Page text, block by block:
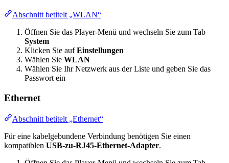
Abschnitt betitelt „WLAN“
Öffnen Sie das Player-Menü und wechseln Sie zum Tab
System
Klicken Sie aufEinstellungen
Wählen Sie WLAN
Wählen Sie Ihr Netzwerk aus der Liste und geben Sie das
Passwort ein
Ethernet
Abschnitt betitelt „Ethernet“
Für eine kabelgebundene Verbindung benötigen Sie einen
kompatiblen USB-zu-RJ45-Ethernet-Adapter.